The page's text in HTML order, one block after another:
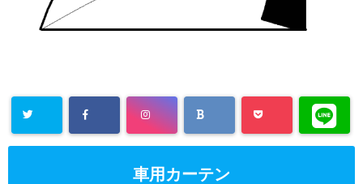
車用カーテン